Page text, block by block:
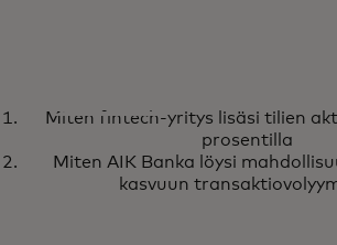
Tutustu Mastercardin
näkemyksiin ja uutisiin
tekoälystä
Miten fintech-yritys lisäsi tilien
prosentilla
Miten AIK Banka löysi
kasvuun